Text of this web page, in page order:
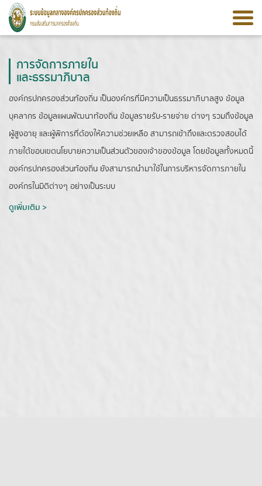
การจัดการภายใน
และธรรมาภิบาล
องค์กรปกครองส่วนท้องถิ่น เป็นองค์กรที่มีความเป็นธรรมาภิบาลสูง ข้อมูล
บุคลากร ข้อมูลแผนพัฒนาท้องถิ่น ข้อมูลรายรับ-รายจ่าย ต่างๆ รวมถึงข้อมูล
ผู้สูงอายุ และผู้พิการที่ต้องให้ความช่วยเหลือ สามารถเข้าถึงและตรวจสอบได้
ภายใต้ขอบเขตนโยบายความเป็นส่วนตัวของเจ้าของข้อมูล โดยข้อมูลทั้งหมดนี้
องค์กรปกครองส่วนท้องถิ่น ยังสามารถนำมาใช้ในการบริหารจัดการภายใน
องค์กรในมิติต่างๆ อย่างเป็นระบบ
ดูเพิ่มเติม >